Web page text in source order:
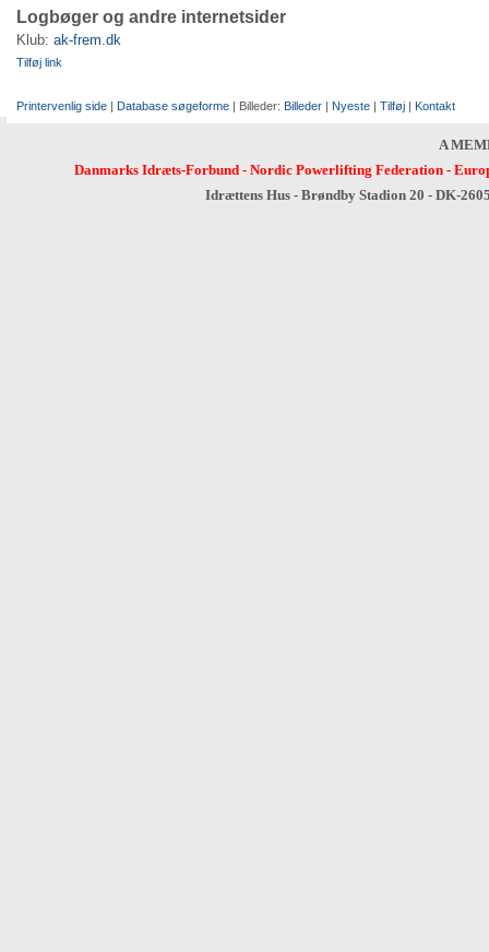
Logbøger og andre internetsider
Klub: ak-frem.dk
Tilføj link
Printervenlig side | Database søgeforme | Billeder: Billeder | Nyeste | Tilføj | Kontakt
A
Danmarks Idræts-Forbund- Nordic Powerlifting Federation-
Idrættens Hus - Brøndby Stadion 20 - DK-